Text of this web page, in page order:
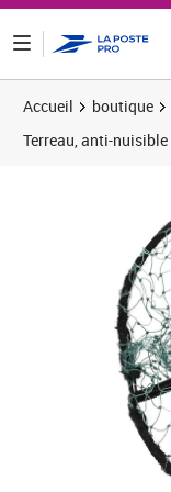
Accueil boutique
Terreau, anti-nuisible